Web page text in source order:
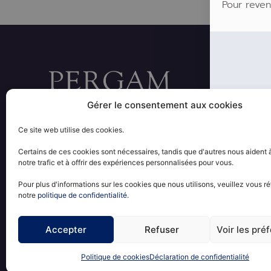
Gérer le consentement aux cookies
Ce site web utilise des cookies.
Certains de ces cookies sont nécessaires, tandis que d'autres nous aident
notre trafic et à offrir des expériences personnalisées pour vous.
Pour plus d'informations sur les cookies que nous utilisons, veuillez vous
notre politique de confidentialité.
Accepter Refuser Voir les
Politique de cookiesDéclaration de confidentialité
28 rue Bayard 75008 PARIS
contact@pergam.net
L
i
n
k
d
i
n
IMMOBILIER
Pour